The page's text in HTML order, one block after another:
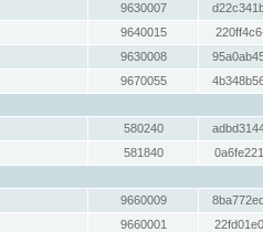
9630007
9640015
9630008
9670055
580240
581840
9660009
9660001